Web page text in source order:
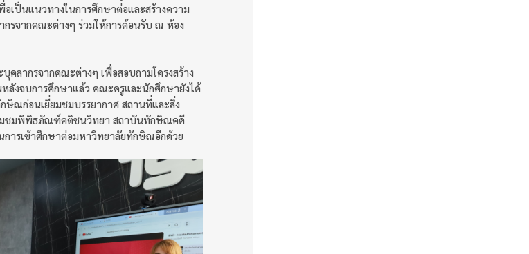
อเป็นแนวทางในการศึกษาต่อและสร้างความ
กรจากคณะต่างๆ ร่วมให้การต้อนรับ ณ ห้อง
ลากรจากคณะต่างๆ เพื่อสอบถามโครงสร้าง
ลังจบการศึกษาแล้ว คณะครูและนักศึกษายังได้
ษิณก่อนเยี่ยมชมบรรยากาศ สถานที่และสิ่ง
ยมชมพิพิธภัณฑ์คติชนวิทยา สถาบันทักษิณคดี
การเข้าศึกษาต่อมหาวิทยาลัยทักษิณอีกด้วย